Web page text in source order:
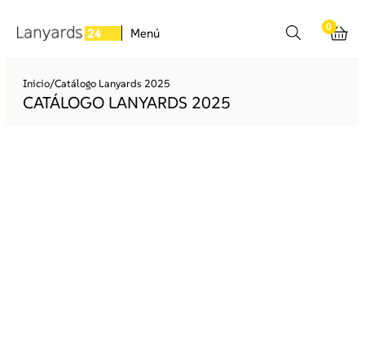
Menú 0
Inicio/Catálogo Lanyards 2025
CATÁLOGO LANYARDS 2025